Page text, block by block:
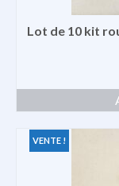
Lot de 10 kit
VENTE !